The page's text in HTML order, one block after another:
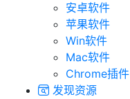
安卓软件
苹果软件
Win软件
Mac软件
Chrome插件
发现资源